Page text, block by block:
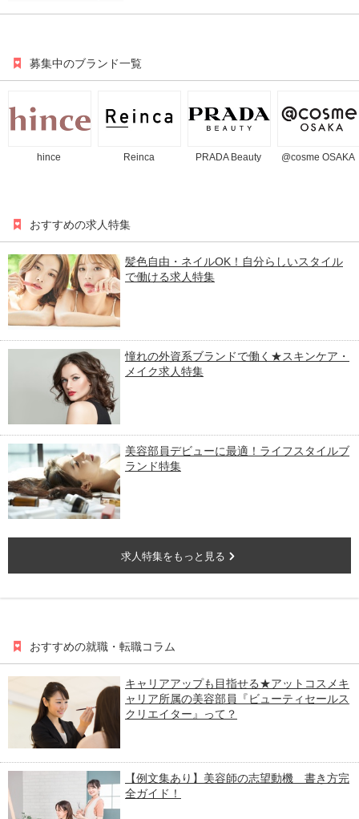
募集中のブランド一覧
hince Reinca PRADA Beauty @cosme OSAKA
おすすめの求人特集
髪色自由・ネイルOK！自分らしいスタイル
で働ける求人特集
憧れの外資系ブランドで働く★スキンケア・
メイク求人特集
美容部員デビューに最適！ライフスタイルブ
ランド特集
求人特集をもっと見る
おすすめの就職・転職コラム
キャリアアップも目指せる★アットコスメキ
ャリア所属の美容部員『ビューティセールス
クリエイター』って？
【例文集あり】美容師の志望動機 書き方完
全ガイド！